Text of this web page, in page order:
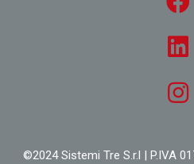
©2024 Sistemi Tre S.r.l | P.IVA